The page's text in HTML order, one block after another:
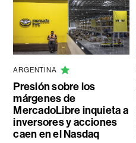
ARGENTINA
Presión sobre los
márgenes de
MercadoLibre inquieta a
inversores y acciones
caen en el Nasdaq